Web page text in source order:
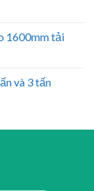
1600mm tải
và 3 tấn